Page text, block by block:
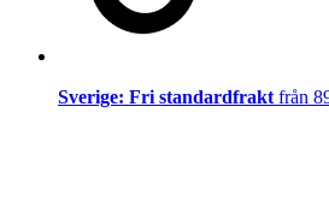
Sverige: Fri standardfrakt från